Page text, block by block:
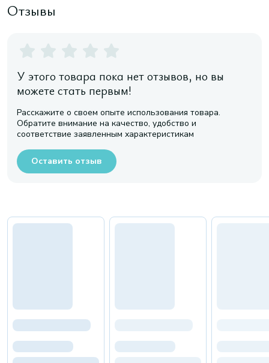
Отзывы
У этого товара пока нет отзывов, но вы
можете стать первым!
Расскажите о своем опыте использования товара.
Обратите внимание на качество, удобство и
соответствие заявленным характеристикам
Оставить отзыв